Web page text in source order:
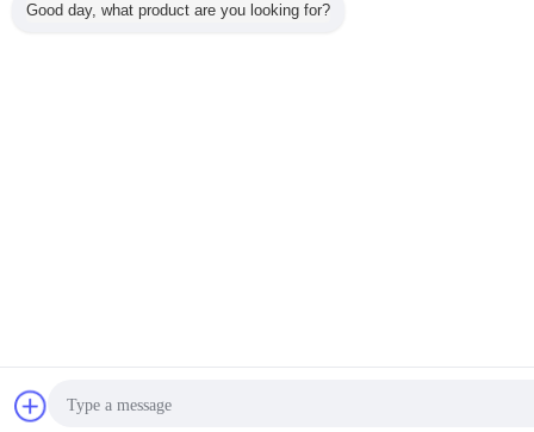
Good day, what product are you looking for?